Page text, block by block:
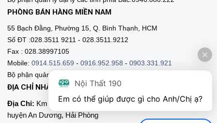
PHÒNG BÁN HÀNG MIỀN NAM
55 Bạch Đằng, Phường 15, Q. Bình Thạnh, HCM
Số ĐT :028.3511 9211 - 028.3511.9212
Fax : 028.38997105
Mobile: 0914.515.659 - 0916.952.958 - 0903.331.921
Bộ phận quản lý đại lý các tỉnh phía Nam:0903.331.9211
ĐỊA CHỈ NHÀ MÁY SẢN XUẤT
Địa Chỉ: Km 89, Quốc lộ 5 , Thôn Mỹ Tranh, xã Nam Sơn,
huyện An Dương, Hải Phòng
Nội Thất 190